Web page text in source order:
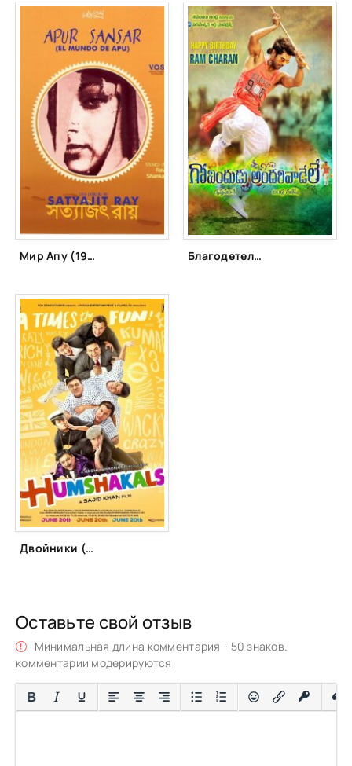
Мир Апу (1959) Благодетель (2014)
Двойники (2014)
Оставьте свой отзыв
Минимальная длина комментария - 50 знаков.
комментарии модерируются